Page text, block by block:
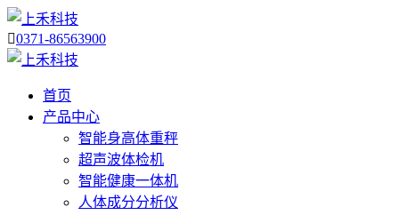
0371-86563900
首页
产品中心
智能身高体重秤
超声波体检机
智能健康一体机
人体成分分析仪